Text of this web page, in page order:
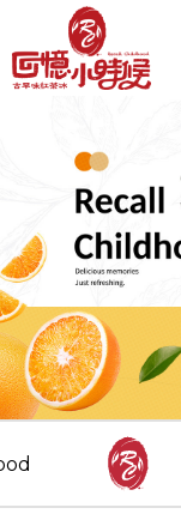
加盟優勢
飲品介紹
分店資訊
關於品牌
加盟優勢
分店資訊
最新消息
聯絡我們
CONTACT US